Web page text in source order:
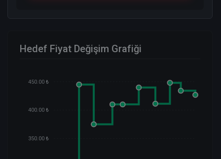
Hedef Fiyat Değişim Grafiği
450.00 ₺
400.00 ₺
350.00 ₺